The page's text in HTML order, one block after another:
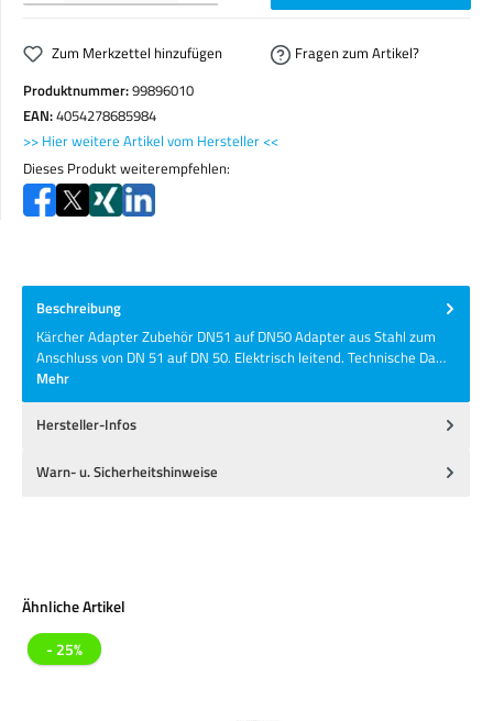
Zum Merkzettel hinzufügen
Fragen zum Artikel?
Produktnummer:99896010
EAN:4054278685984
>> Hier weitere Artikel vom Hersteller <<
Dieses Produkt weiterempfehlen:
Beschreibung
Kärcher Adapter Zubehör DN51 auf DN50 Adapter aus Stahl zum
Anschluss von DN 51 auf DN 50. Elektrisch leitend. Technische Da…
Mehr
Hersteller-Infos
Warn- u. Sicherheitshinweise
Produktgalerie überspringen
Ähnliche Artikel
- 25%